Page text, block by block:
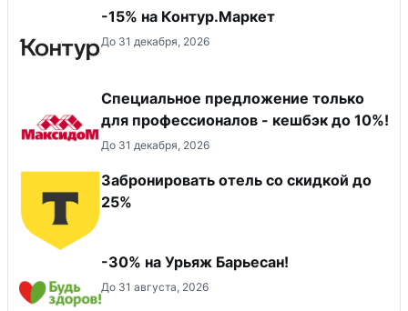
-15% на Контур.Маркет
До 31 декабря, 2026
Специальное предложение только
для профессионалов - кешбэк до 10%!
До 31 декабря, 2026
Забронировать отель со скидкой до
25%
-30% на Урьяж Барьесан!
До 31 августа, 2026